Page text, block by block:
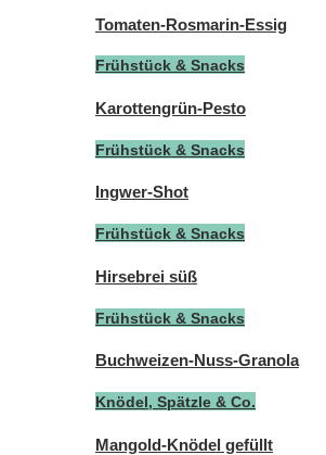
Tomaten-Rosmarin-Essig
Frühstück & Snacks
Karottengrün-Pesto
Frühstück & Snacks
Ingwer-Shot
Frühstück & Snacks
Hirsebrei süß
Frühstück & Snacks
Buchweizen-Nuss-Granola
Knödel, Spätzle & Co.
Mangold-Knödel gefüllt